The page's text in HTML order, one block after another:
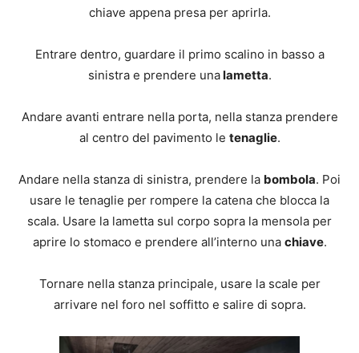
chiave appena presa per aprirla.
Entrare dentro, guardare il primo scalino in basso a
sinistra e prendere unalametta.
Andare avanti entrare nella porta, nella stanza prendere
al centro del pavimento le tenaglie.
Andare nella stanza di sinistra, prendere la bombola. Poi
usare le tenaglie per rompere la catena che blocca la
scala. Usare la lametta sul corpo sopra la mensola per
aprire lo stomaco e prendere all’interno una chiave.
Tornare nella stanza principale, usare la scale per
arrivare nel foro nel soffitto e salire di sopra.